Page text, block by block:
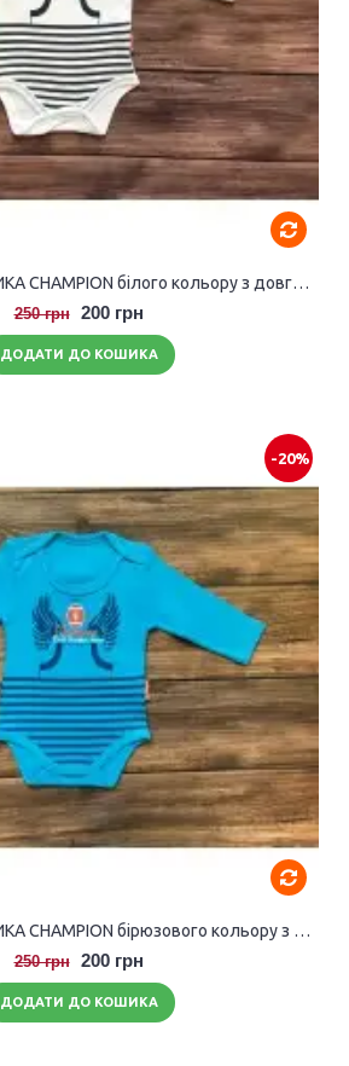
БОДІК ДЛЯ ХЛОПЧИКА CHAMPION білого кольору з довгими рукавами.
250 грн 200 грн
ДОДАТИ ДО КОШИКА
-20%
БОДІК ДЛЯ ХЛОПЧИКА CHAMPION бірюзового кольору з довгими рукавами.
250 грн 200 грн
ДОДАТИ ДО КОШИКА